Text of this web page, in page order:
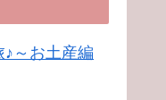
～お土産編